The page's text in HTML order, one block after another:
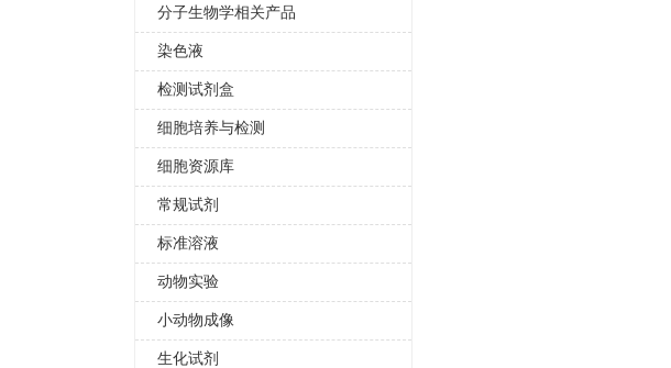
分子生物学相关产品
染色液
检测试剂盒
细胞培养与检测
细胞资源库
常规试剂
标准溶液
动物实验
小动物成像
生化试剂